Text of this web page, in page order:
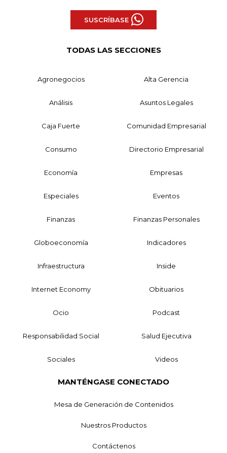
SUSCRÍBASE
TODAS LAS SECCIONES
Agronegocios Alta Gerencia
Análisis Asuntos Legales
Caja Fuerte Comunidad Empresarial
Consumo Directorio Empresarial
Economía Empresas
Especiales Eventos
Finanzas Finanzas Personales
Globoeconomía Indicadores
Infraestructura Inside
Internet Economy Obituarios
Ocio Podcast
Responsabilidad Social Salud Ejecutiva
Sociales Videos
MANTÉNGASE CONECTADO
Mesa de Generación de Contenidos
Nuestros Productos
Contáctenos